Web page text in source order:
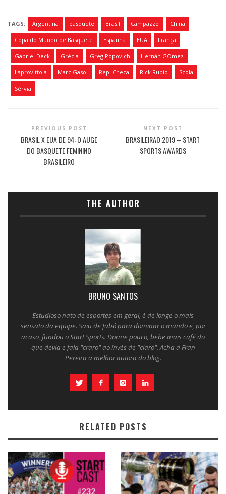
TAGS: Argentina basquete Brasil Campazzo China
Copa do Mundo de Basquete Espanha EUA França
Gabriel Deck Grécia Greg Popovich Hernán GOmez
Laprovittola Marc Gasol Rep. Checa Rick Rubio Scola
Sérvia
PREVIOUS POST
BRASIL X EUA DE 94: O AUGE
DO BASQUETE FEMININO
BRASILEIRO
NEXT POST
BRASILEIRÃO 2019 – START
SPORTS AWARDS
THE AUTHOR
BRUNO SANTOS
Estudioso nato de esportes em geral, é de longe o mais
sensato da equipe. Saiu de Jabó para dominar o mundo e, por
acaso, fundou o Start Sports. Dorme pouco, bebe mais café do
que devia e fala "craro" ao invés de "claro". Acha a Fran
Pereira a melhor autora do blog.
RELATED POSTS